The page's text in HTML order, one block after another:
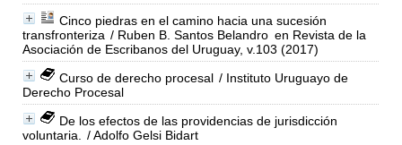
Cinco piedras en el camino hacia una sucesión
transfronteriza / Ruben B. Santos Belandro en Revista de la
Asociación de Escribanos del Uruguay, v.103 (2017)
Curso de derecho procesal / Instituto Uruguayo de
Derecho Procesal
De los efectos de las providencias de jurisdicción
voluntaria.
/ Adolfo Gelsi Bidart